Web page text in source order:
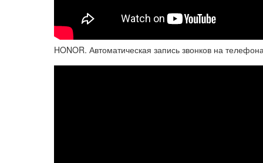
HONOR. Автоматическая запись звонков на